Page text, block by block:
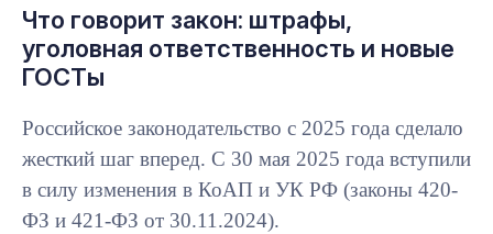
Что говорит закон: штрафы,
уголовная ответственность и новые
ГОСТы
Российское законодательство с 2025 года сделало
жесткий шаг вперед. С 30 мая 2025 года вступили
в силу изменения в КоАП и УК РФ (законы 420-
ФЗ и 421-ФЗ от 30.11.2024).